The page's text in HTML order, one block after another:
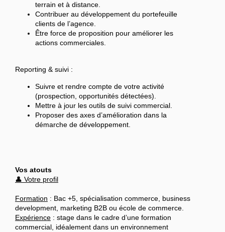
terrain et à distance.
Contribuer au développement du portefeuille
clients de l’agence.
Être force de proposition pour améliorer les
actions commerciales.
Reporting & suivi :
Suivre et rendre compte de votre activité
(prospection, opportunités détectées).
Mettre à jour les outils de suivi commercial.
Proposer des axes d’amélioration dans la
démarche de développement.
Vos atouts
👤 Votre profil
Formation : Bac +5 , spécialisation commerce, business
development, marketing B2B ou école de commerce.
Expérience : stage dans le cadre d’une formation
commercial, idéalement dans un environnement